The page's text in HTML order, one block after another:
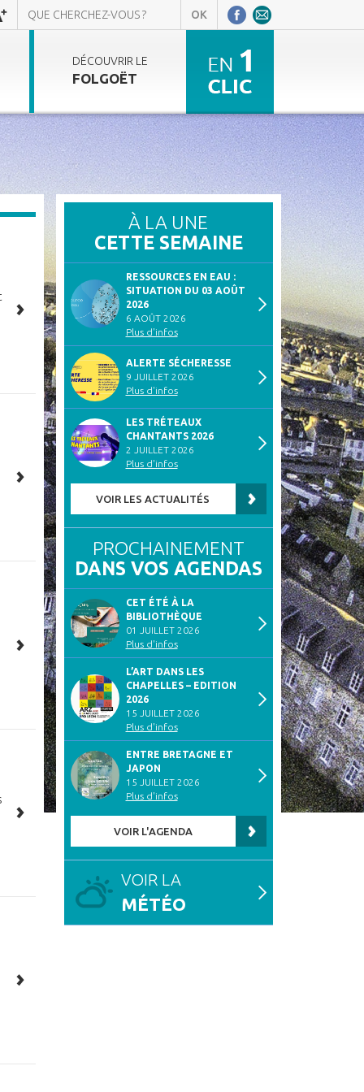
DÉCOUVRIR LE
FOLGOËT
À LA UNE
CETTE SEMAINE
RESSOURCES EN EAU :
SITUATION DU 03 AOÛT
2026
6 AOÛT 2026
Plus d'infos
ALERTE SÉCHERESSE
9 JUILLET 2026
Plus d'infos
LES TRÉTEAUX
CHANTANTS 2026
2 JUILLET 2026
Plus d'infos
VOIR LES ACTUALITÉS
PROCHAINEMENT
DANS VOS AGENDAS
CET ÉTÉ À LA
BIBLIOTHÈQUE
01 JUILLET 2026
Plus d'infos
L’ART DANS LES
CHAPELLES – EDITION
2026
15 JUILLET 2026
Plus d'infos
ENTRE BRETAGNE ET
JAPON
15 JUILLET 2026
Plus d'infos
VOIR L'AGENDA
VOIR LA
MÉTÉO